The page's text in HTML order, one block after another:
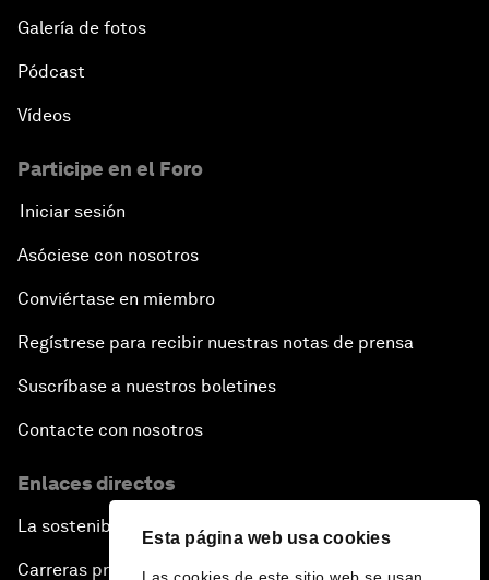
Esta página web usa cookies
Galería de fotos
Pódcast
Vídeos
Participe en el Foro
Iniciar sesión
Asóciese con nosotros
Conviértase en miembro
Regístrese para recibir nuestras notas de prensa
Suscríbase a nuestros boletines
Contacte con nosotros
Enlaces directos
La sostenibilidad en el Foro
Carreras profesionales